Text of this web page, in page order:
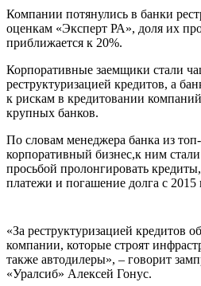
Компании потянулись в банки
оценкам «Эксперт РА», доля их
приближается к 20%.
Корпоративные заемщики стали
реструктуризацией кредитов, а
к рискам в кредитовании
крупных банков.
По словам менеджера банка из
корпоративный бизнес,к ним
просьбой пролонгировать
платежи и погашение долга с 2015
«За реструктуризацией кредитов
компании, которые строят
также автодилеры», – говорит
«Уралсиб» Алексей Гонус.